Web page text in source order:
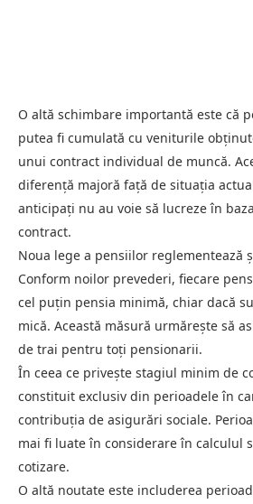
O altă schimbare importantă este că
putea fi cumulată cu veniturile
unui contract individual de muncă.
diferență majoră față de situația
anticipați nu au voie să lucreze în
contract.
Noua lege a pensiilor reglementează
Conform noilor prevederi, fiecare
cel puțin pensia minimă, chiar dacă
mică. Această măsură urmărește să
de trai pentru toți pensionarii.
În ceea ce privește stagiul minim de
constituit exclusiv din perioadele în
contribuția de asigurări sociale.
mai fi luate în considerare în calculul
cotizare.
O altă noutate este includerea